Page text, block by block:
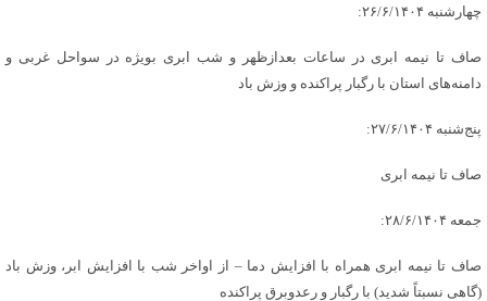
چهارشنبه ۲۶/۶/۱۴۰۴:
صاف تا نیمه ابری در ساعات بعدازظهر و شب ابری بویژه در سواحل غربی و
دامنه‌های استان با رگبار پراکنده و وزش باد
پنج‌شنبه ۲۷/۶/۱۴۰۴:
صاف تا نیمه ابری
جمعه ۲۸/۶/۱۴۰۴:
صاف تا نیمه ابری همراه با افزایش دما – از اواخر شب با افزایش ابر، وزش باد
(گاهی نسبتاً شدید) با رگبار و رعدوبرق پراکنده